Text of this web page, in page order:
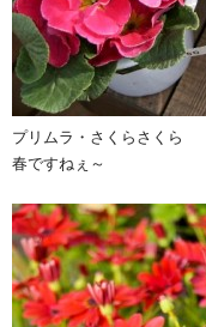
プリムラ・さくらさくら
春ですねぇ～